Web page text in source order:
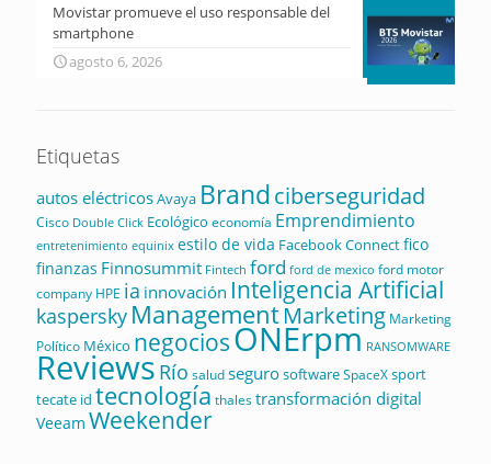
Movistar promueve el uso responsable del
smartphone
agosto 6, 2026
Etiquetas
autos eléctricosAvaya Brandciberseguridad
Cisco Double Click Ecológico economía Emprendimiento
entretenimiento equinix estilo de vida Facebook Connectfico
finanzas Finnosummit Fintech ford ford de mexico ford motor
company HPE ia innovación Inteligencia Artificial
kaspersky ManagementMarketing Marketing
Político México negociosONErpm RANSOMWARE
Reviews Río saludsegurosoftwareSpaceXsport
tecate id tecnología thalestransformación digital
Veeam Weekender